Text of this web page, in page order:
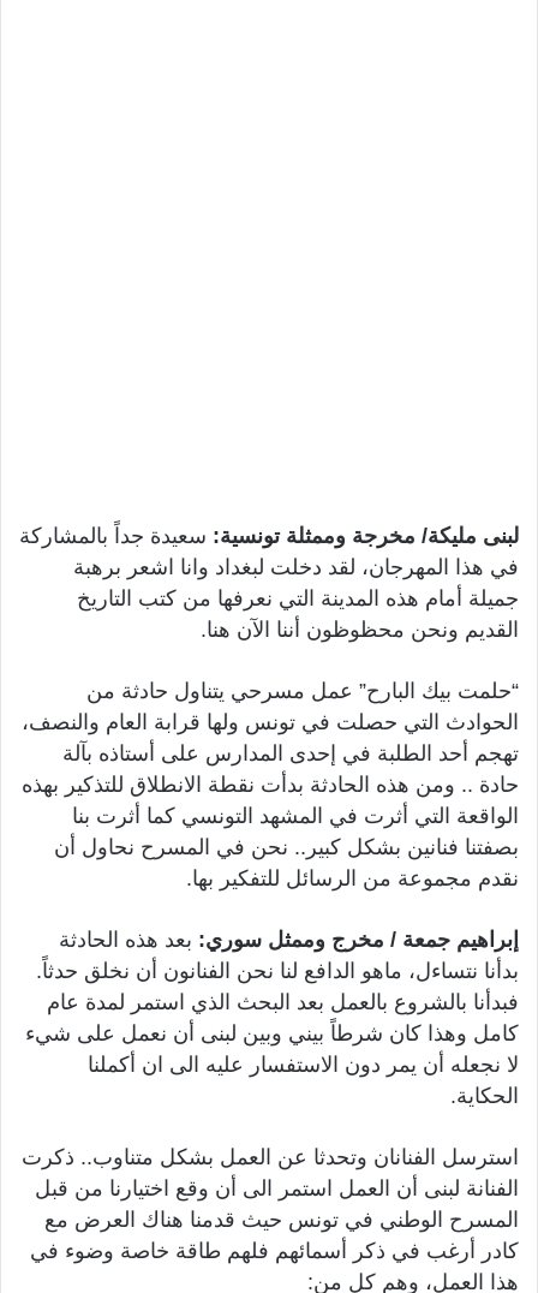
لبنى مليكة/ مخرجة وممثلة تونسية: سعيدة جداً بالمشاركة
في هذا المهرجان، لقد دخلت لبغداد وانا اشعر برهبة
جميلة أمام هذه المدينة التي نعرفها من كتب التاريخ
القديم ونحن محظوظون أننا الآن هنا.
“حلمت بيك البارح” عمل مسرحي يتناول حادثة من
الحوادث التي حصلت في تونس ولها قرابة العام والنصف،
تهجم أحد الطلبة في إحدى المدارس على أستاذه بآلة
حادة .. ومن هذه الحادثة بدأت نقطة الانطلاق للتذكير بهذه
الواقعة التي أثرت في المشهد التونسي كما أثرت بنا
بصفتنا فنانين بشكل كبير.. نحن في المسرح نحاول أن
نقدم مجموعة من الرسائل للتفكير بها.
إبراهيم جمعة / مخرج وممثل سوري: بعد هذه الحادثة
بدأنا نتساءل، ماهو الدافع لنا نحن الفنانون أن نخلق حدثاً.
فبدأنا بالشروع بالعمل بعد البحث الذي استمر لمدة عام
كامل وهذا كان شرطاً بيني وبين لبنى أن نعمل على شيء
لا نجعله أن يمر دون الاستفسار عليه الى ان أكملنا
الحكاية.
استرسل الفنانان وتحدثا عن العمل بشكل متناوب.. ذكرت
الفنانة لبنى أن العمل استمر الى أن وقع اختيارنا من قبل
المسرح الوطني في تونس حيث قدمنا هناك العرض مع
كادر أرغب في ذكر أسمائهم فلهم طاقة خاصة وضوء في
هذا العمل، وهم كل من: